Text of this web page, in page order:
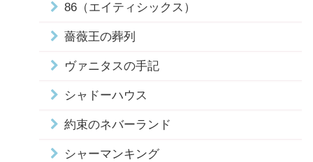
86（エイティシックス）
薔薇王の葬列
ヴァニタスの手記
シャドーハウス
約束のネバーランド
シャーマンキング